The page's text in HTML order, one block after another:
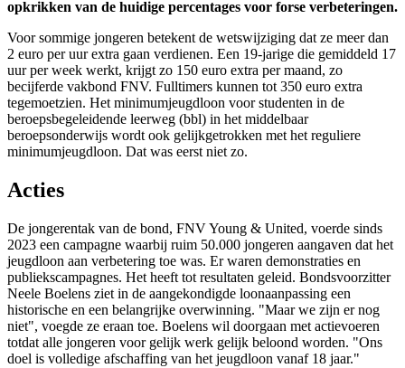
opkrikken van de huidige percentages voor forse verbeteringen.
Voor sommige jongeren betekent de wetswijziging dat ze meer dan
2 euro per uur extra gaan verdienen. Een 19-jarige die gemiddeld 17
uur per week werkt, krijgt zo 150 euro extra per maand, zo
becijferde vakbond FNV. Fulltimers kunnen tot 350 euro extra
tegemoetzien. Het minimumjeugdloon voor studenten in de
beroepsbegeleidende leerweg (bbl) in het middelbaar
beroepsonderwijs wordt ook gelijkgetrokken met het reguliere
minimumjeugdloon. Dat was eerst niet zo.
Acties
De jongerentak van de bond, FNV Young & United, voerde sinds
2023 een campagne waarbij ruim 50.000 jongeren aangaven dat het
jeugdloon aan verbetering toe was. Er waren demonstraties en
publiekscampagnes. Het heeft tot resultaten geleid. Bondsvoorzitter
Neele Boelens ziet in de aangekondigde loonaanpassing een
historische en een belangrijke overwinning. "Maar we zijn er nog
niet", voegde ze eraan toe. Boelens wil doorgaan met actievoeren
totdat alle jongeren voor gelijk werk gelijk beloond worden. "Ons
doel is volledige afschaffing van het jeugdloon vanaf 18 jaar."